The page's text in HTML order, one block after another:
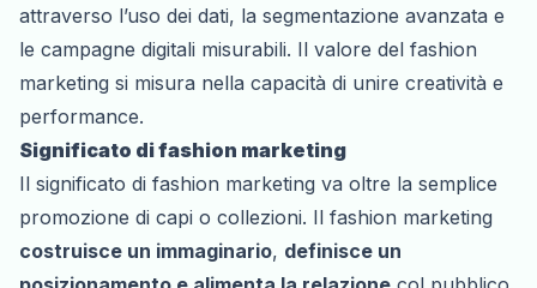
attraverso l’uso dei dati, la segmentazione avanzata e
le campagne digitali misurabili. Il valore del fashion
marketing si misura nella capacità di unire creatività e
performance.
Significato di fashion marketing
Il significato di fashion marketing va oltre la semplice
promozione di capi o collezioni. Il fashion marketing
costruisce un immaginario, definisce un